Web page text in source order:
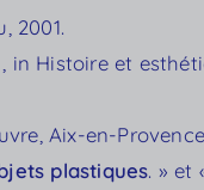
2001.
, in Histoire et
Aix-en-
plastiques. » et